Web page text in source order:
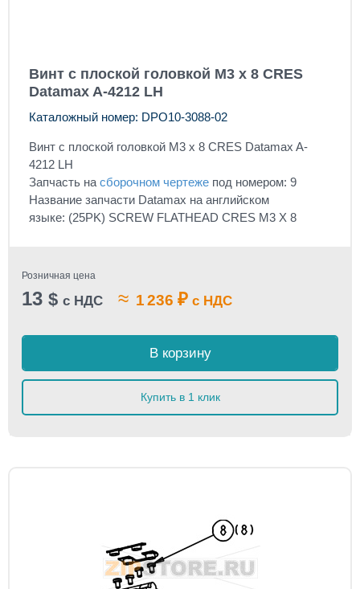
Винт с плоской головкой М3 х 8 CRES
Datamax A-4212 LH
Каталожный номер: DPO10-3088-02
Винт с плоской головкой М3 х 8 CRES Datamax A-
4212 LH
Запчасть на сборочном чертеже под номером: 9
Название запчасти Datamax на английском
языке: (25PK) SCREW FLATHEAD CRES M3 X 8
Розничная цена
13 $ с НДС ≈ 1 236 ₽ с НДС
В корзину
Купить в 1 клик